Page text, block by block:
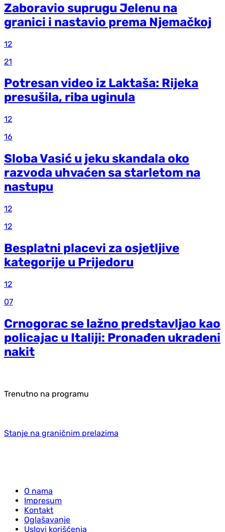
Zaboravio suprugu Jelenu na
granici i nastavio prema Njemačkoj
12
21
Potresan video iz Laktaša: Rijeka
presušila, riba uginula
12
16
Sloba Vasić u jeku skandala oko
razvoda uhvaćen sa starletom na
nastupu
12
12
Besplatni placevi za osjetljive
kategorije u Prijedoru
12
07
Crnogorac se lažno predstavljao kao
policajac u Italiji: Pronađen ukradeni
nakit
Trenutno na programu
Stanje na graničnim prelazima
O nama
Impresum
Kontakt
Oglašavanje
Uslovi korišćenja